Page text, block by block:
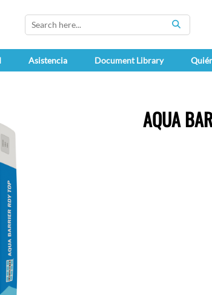
SEARCH
Asistencia Document Library
AQUA